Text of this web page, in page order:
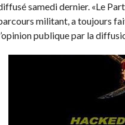
samedi dernier. «Le
militant, a toujours
publique par la